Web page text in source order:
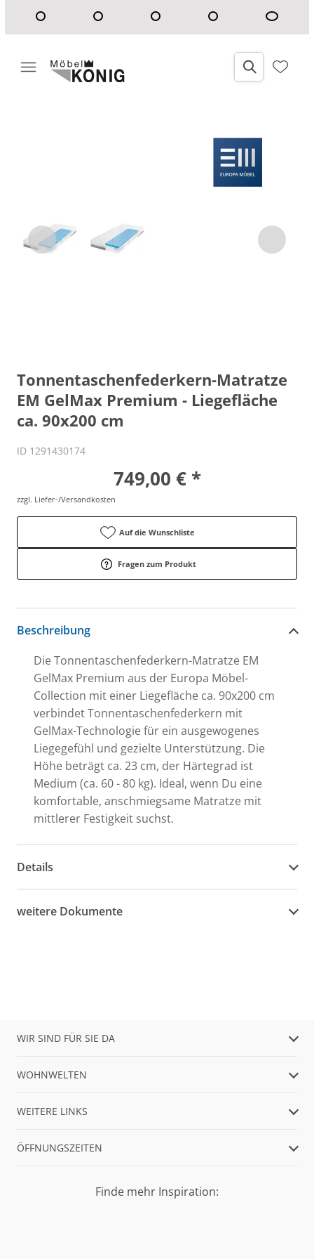
Tonnentaschenfederkern-Matratze
EM GelMax Premium - Liegefläche
ca. 90x200 cm
ID 1291430174
749,00 € *
zzgl. Liefer-/Versandkosten
Auf die Wunschliste
Fragen zum Produkt
Beschreibung
Die Tonnentaschenfederkern-Matratze EM
GelMax Premium aus der Europa Möbel-
Collection mit einer Liegefläche ca. 90x200 cm
verbindet Tonnentaschenfederkern mit
GelMax-Technologie für ein ausgewogenes
Liegegefühl und gezielte Unterstützung. Die
Höhe beträgt ca. 23 cm, der Härtegrad ist
Medium (ca. 60 - 80 kg). Ideal, wenn Du eine
komfortable, anschmiegsame Matratze mit
mittlerer Festigkeit suchst.
Details
weitere Dokumente
WIR SIND FÜR SIE DA
WOHNWELTEN
WEITERE LINKS
ÖFFNUNGSZEITEN
Finde mehr Inspiration: